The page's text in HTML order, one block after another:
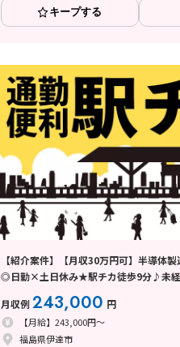
キープする
【紹介案件】【月収30万円可】半導体
◎日勤×土日休み★駅チカ徒歩9分♪未
月収例243,000 円
【月給】243,000円～
福島県伊達市